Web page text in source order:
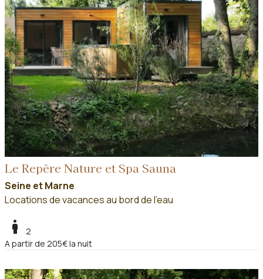
Le Repère Nature et Spa Sauna
Seine et Marne
Locations de vacances au bord de l'eau
boy
2
A partir de 205€ la nuit